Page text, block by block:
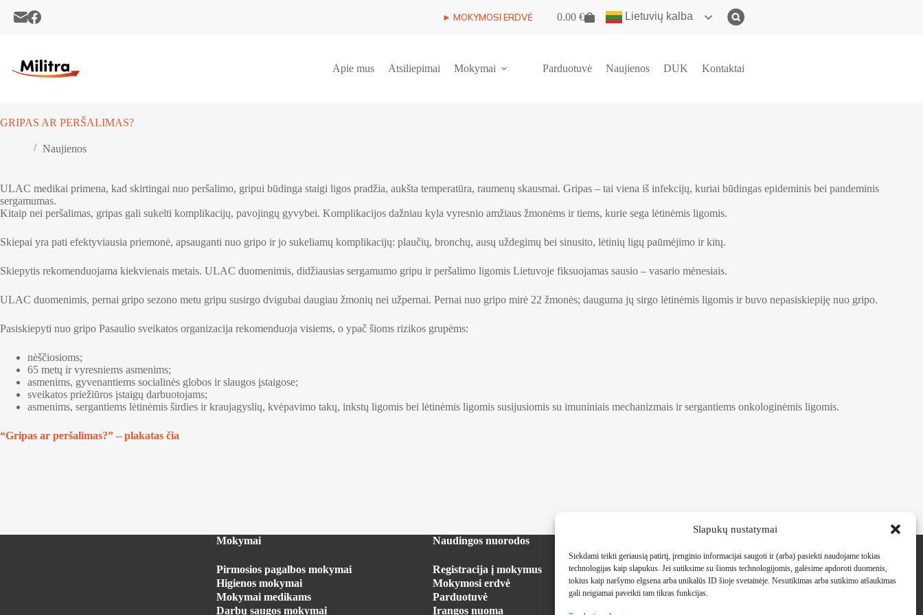
Slapukų nustatymai
Siekdami teikti geriausią patirtį, įrenginio informacijai saugoti ir (arba) pasiekti naudojame tokias
technologijas kaip slapukus. Jei sutiksime su šiomis technologijomis, galėsime apdoroti duomenis,
tokius kaip naršymo elgsena arba unikalūs ID šioje svetainėje. Nesutikimas arba sutikimo atšaukimas
gali neigiamai paveikti tam tikras funkcijas.
► MOKYMOSI ERDVĖ
Shopping
0.00 € Lietuvių kalba
Apie mus Atsiliepimai Mokymai Parduotuvė Naujienos DUK Kontaktai
GRIPAS AR PERŠALIMAS?
Naujienos
ULAC medikai primena, kad skirtingai nuo peršalimo, gripui būdinga staigi ligos pradžia, aukšta temperatūra, raumenų skausmai. Gripas – tai viena iš infekcijų, kuriai būdingas epideminis bei pandeminis
sergamumas.
Kitaip nei peršalimas, gripas gali sukelti komplikacijų, pavojingų gyvybei. Komplikacijos dažniau kyla vyresnio amžiaus žmonėms ir tiems, kurie sega lėtinėmis ligomis.
Skiepai yra pati efektyviausia priemonė, apsauganti nuo gripo ir jo sukeliamų komplikacijų: plaučių, bronchų, ausų uždegimų bei sinusito, lėtinių ligų paūmėjimo ir kitų.
Skiepytis rekomenduojama kiekvienais metais. ULAC duomenimis, didžiausias sergamumo gripu ir peršalimo ligomis Lietuvoje fiksuojamas sausio – vasario mėnesiais.
ULAC duomenimis, pernai gripo sezono metu gripu susirgo dvigubai daugiau žmonių nei užpernai. Pernai nuo gripo mirė 22 žmonės; dauguma jų sirgo lėtinėmis ligomis ir buvo nepasiskiepiję nuo gripo.
Pasiskiepyti nuo gripo Pasaulio sveikatos organizacija rekomenduoja visiems, o ypač šioms rizikos grupėms:
nėščiosioms;
65 metų ir vyresniems asmenims;
asmenims, gyvenantiems socialinės globos ir slaugos įstaigose;
sveikatos priežiūros įstaigų darbuotojams;
asmenims, sergantiems lėtinėmis širdies ir kraujagyslių, kvėpavimo takų, inkstų ligomis bei lėtinėmis ligomis susijusiomis su imuniniais mechanizmais ir sergantiems onkologinėmis ligomis.
“Gripas ar peršalimas?” – plakatas čia
Mokymai
Pirmosios pagalbos mokymai
Higienos mokymai
Mokymai medikams
Darbų saugos mokymai
Naudingos nuorodos
Registracija į mokymus
Mokymosi erdvė
Parduotuvė
Įrangos nuoma
info@militra.lt
+370 (610) 00141
S. Žukausko g. 35, Vilnius